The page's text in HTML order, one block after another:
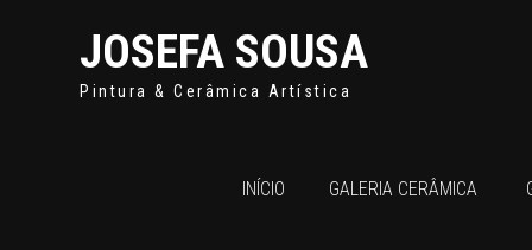
JOSEFA SOUSA
Pintura & Cerâmica Artística
INÍCIO GALERIA CERÂMICA